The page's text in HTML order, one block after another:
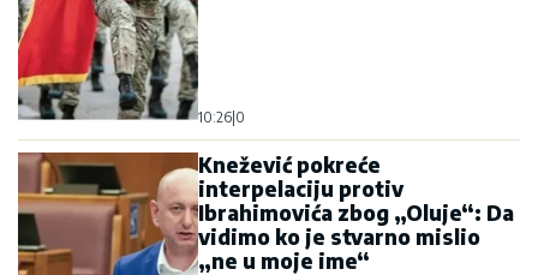
10:26 0
Knežević pokreće
interpelaciju protiv
Ibrahimovića zbog „Oluje“: Da
vidimo ko je stvarno mislio
„ne u moje ime“